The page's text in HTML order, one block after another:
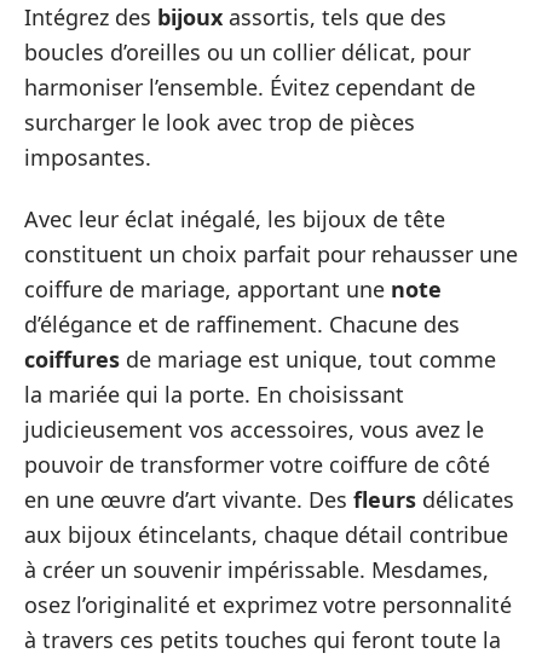
Intégrez des bijoux assortis, tels que des
boucles d’oreilles ou un collier délicat, pour
harmoniser l’ensemble. Évitez cependant de
surcharger le look avec trop de pièces
imposantes.
Avec leur éclat inégalé, les bijoux de tête
constituent un choix parfait pour rehausser une
coiffure de mariage, apportant une note
d’élégance et de raffinement. Chacune des
coiffures de mariage est unique, tout comme
la mariée qui la porte. En choisissant
judicieusement vos accessoires, vous avez le
pouvoir de transformer votre coiffure de côté
en une œuvre d’art vivante. Des fleurs délicates
aux bijoux étincelants, chaque détail contribue
à créer un souvenir impérissable. Mesdames,
osez l’originalité et exprimez votre personnalité
à travers ces petits touches qui feront toute la